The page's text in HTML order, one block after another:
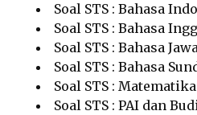
Soal STS : Bahasa
Soal STS : Bahasa
Soal STS : Bahasa
Soal STS : Bahasa
Soal STS : Matematika
Soal STS : PAI dan